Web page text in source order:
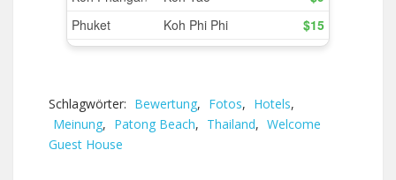
Schlagwörter: Bewertung, Fotos, Hotels,
Meinung, Patong Beach, Thailand, Welcome
Guest House